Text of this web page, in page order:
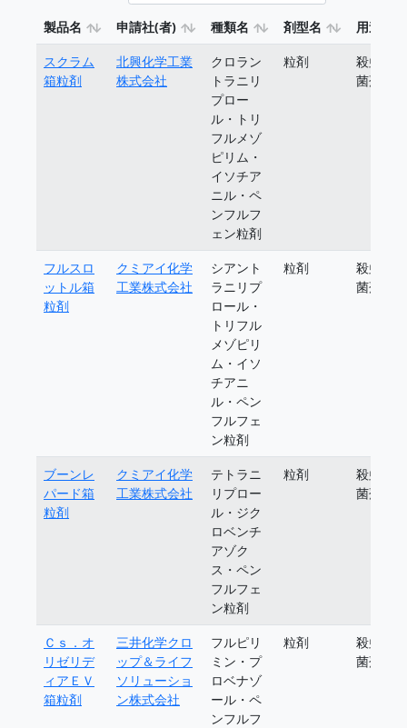
製品名 申請社(者) 種類名 剤型名
用途
スクラム
箱粒剤
北興化学工業
株式会社
クロラン
トラニリ
プロー
ル・トリ
フルメゾ
ピリム・
イソチア
ニル・ペ
ンフルフ
ェン粒剤
粒剤
殺虫殺
菌剤
フルスロ
ットル箱
粒剤
クミアイ化学
工業株式会社
シアント
ラニリプ
ロール・
トリフル
メゾピリ
ム・イソ
チアニ
ル・ペン
フルフェ
ン粒剤
粒剤
殺虫殺
菌剤
ブーンレ
パード箱
粒剤
クミアイ化学
工業株式会社
テトラニ
リプロー
ル・ジク
ロベンチ
アゾク
ス・ペン
フルフェ
ン粒剤
粒剤
殺虫殺
菌剤
Ｃｓ．オ
リゼリデ
ィアＥＶ
箱粒剤
三井化学クロ
ップ＆ライフ
ソリューショ
ン株式会社
フルピリ
ミン・プ
ロベナゾ
ール・ペ
ンフルフ
粒剤
殺虫殺
菌剤